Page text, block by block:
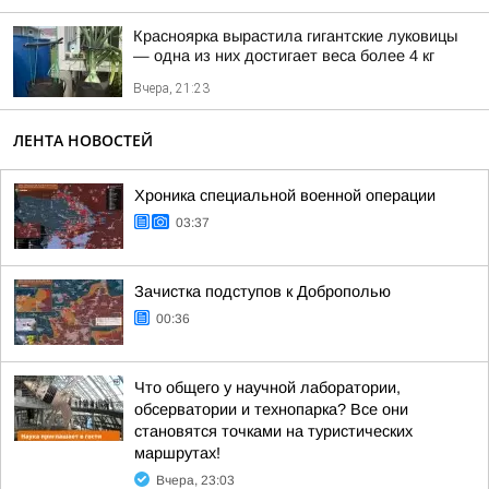
Красноярка вырастила гигантские луковицы
— одна из них достигает веса более 4 кг
Вчера, 21:23
ЛЕНТА НОВОСТЕЙ
Хроника специальной военной операции
03:37
Зачистка подступов к Доброполью
00:36
Что общего у научной лаборатории,
обсерватории и технопарка? Все они
становятся точками на туристических
маршрутах!
Вчера, 23:03